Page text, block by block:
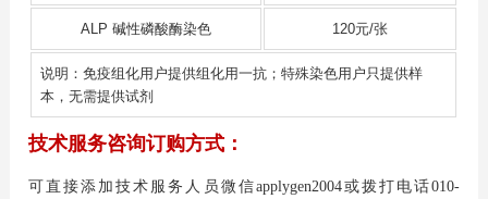
ALP 碱性磷酸酶染色 120元/张
说明：免疫组化用户提供组化用一抗；特殊染色用户只提供样
本，无需提供试剂
技术服务咨询订购方式：
可直接添加技术服务人员微信applygen2004或拨打电话010-